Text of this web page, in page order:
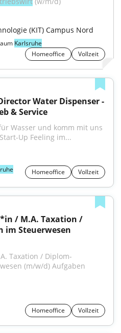
(KIT) Campus Nord
Karlsruhe
Homeoffice
Vollzeit
Water Dispenser -
& Service
Wasser und komm mit uns
Up Feeling im...
Homeoffice Vollzeit
/ M.A. Taxation /
im Steuerwesen
Taxation / Diplom-
(m/w/d) Aufgaben
Homeoffice Vollzeit